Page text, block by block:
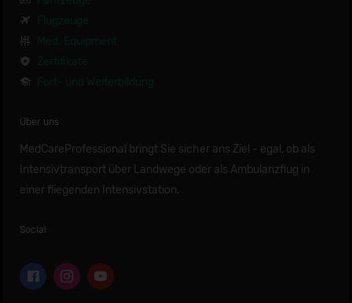
Über uns
MedCareProfessional bringt Sie sicher ans Ziel - egal, ob als
Intensivtransport über Landwege oder als Ambulanzflug in
einer fliegenden Intensivstation.
Social